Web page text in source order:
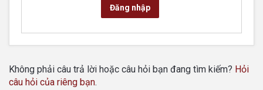
Đăng nhập
Không phải câu trả lời hoặc câu hỏi bạn đang tìm kiếm? Hỏi
câu hỏi của riêng bạn.